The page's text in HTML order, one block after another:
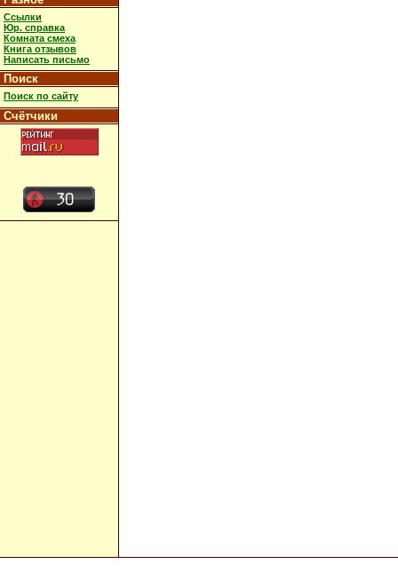
Ссылки
Юр. справка
Комната смеха
Книга отзывов
Написать письмо
Поиск
Поиск по сайту
Счётчики